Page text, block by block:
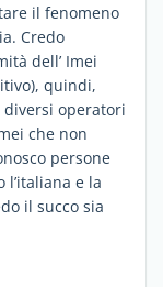
il fenomeno
Credo
dell’ Imei
quindi,
operatori
che non
persone
e la
il succo sia